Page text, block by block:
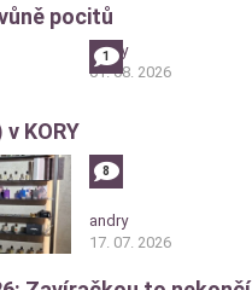
pocitů
1
andry
01. 08. 2026
KORY
8
andry
17. 07. 2026